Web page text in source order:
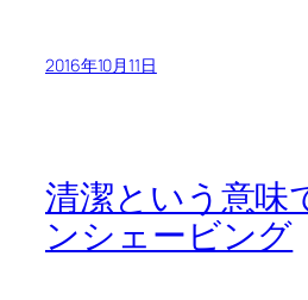
2016年10月11日
清潔という意味
ンシェービング